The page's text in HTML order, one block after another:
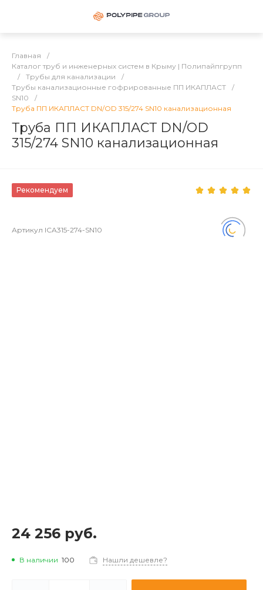
Главная
/
Каталог труб и инженерных систем в Крыму | Полипайпгрупп
/
Трубы для канализации
/
Трубы канализационные гофрированные ПП ИКАПЛАСТ
/
SN10
/
Труба ПП ИКАПЛАСТ DN/OD 315/274 SN10 канализационная
Труба ПП ИКАПЛАСТ DN/OD
315/274 SN10 канализационная
Рекомендуем
Артикул ICA315-274-SN10
24 256 руб.
В наличии 100 Нашли дешевле?